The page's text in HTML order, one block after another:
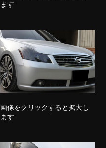
ます
画像をクリックすると拡大し
ます